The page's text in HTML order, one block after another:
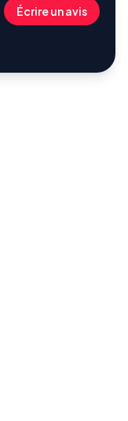
Écrire un avis